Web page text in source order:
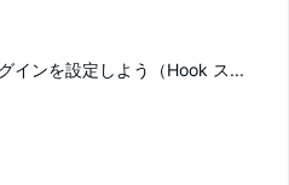
インを設定しよう（Hook ス...